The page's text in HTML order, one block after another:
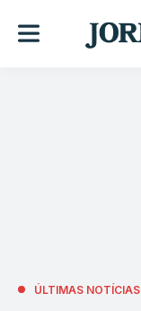
ÚLTIMAS NOTÍCIAS